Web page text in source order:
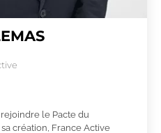
le Pacte du
création, France Active